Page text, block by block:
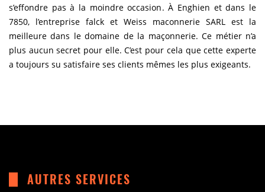
s’effondre pas à la moindre occasion. À Enghien et dans le
7850, l’entreprise falck et Weiss maconnerie SARL est la
meilleure dans le domaine de la maçonnerie. Ce métier n’a
plus aucun secret pour elle. C’est pour cela que cette experte
a toujours su satisfaire ses clients mêmes les plus exigeants.
AUTRES SERVICES